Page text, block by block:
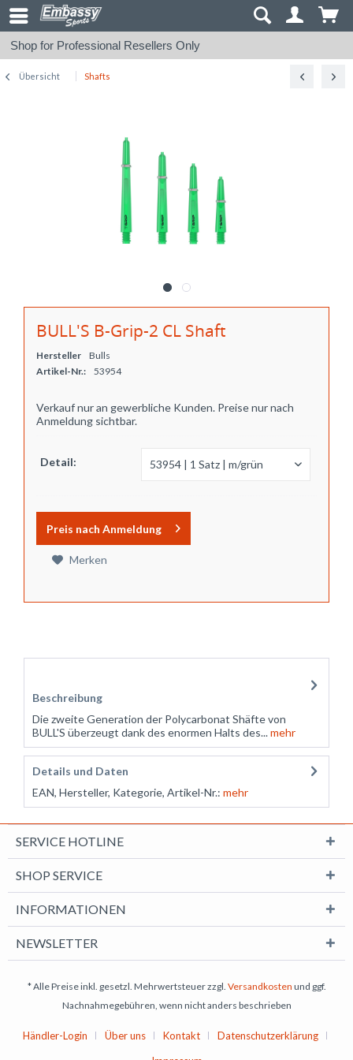
Shop for Professional Resellers Only
Übersicht Shafts
BULL'S B-Grip-2 CL Shaft
Hersteller
Bulls
Artikel-Nr.:
53954
Verkauf nur an gewerbliche Kunden. Preise nur nach
Anmeldung sichtbar.
Detail:
Preis nach Anmeldung
Merken
Beschreibung
Die zweite Generation der Polycarbonat Shäfte von
BULL'S überzeugt dank des enormen Halts des...mehr
Details und Daten
EAN, Hersteller, Kategorie, Artikel-Nr.: mehr
SERVICE HOTLINE
SHOP SERVICE
INFORMATIONEN
NEWSLETTER
* Alle Preise inkl. gesetzl. Mehrwertsteuer zzgl. Versandkosten und ggf.
Nachnahmegebühren, wenn nicht anders beschrieben
Händler-Login Über uns Kontakt
Datenschutzerklärung